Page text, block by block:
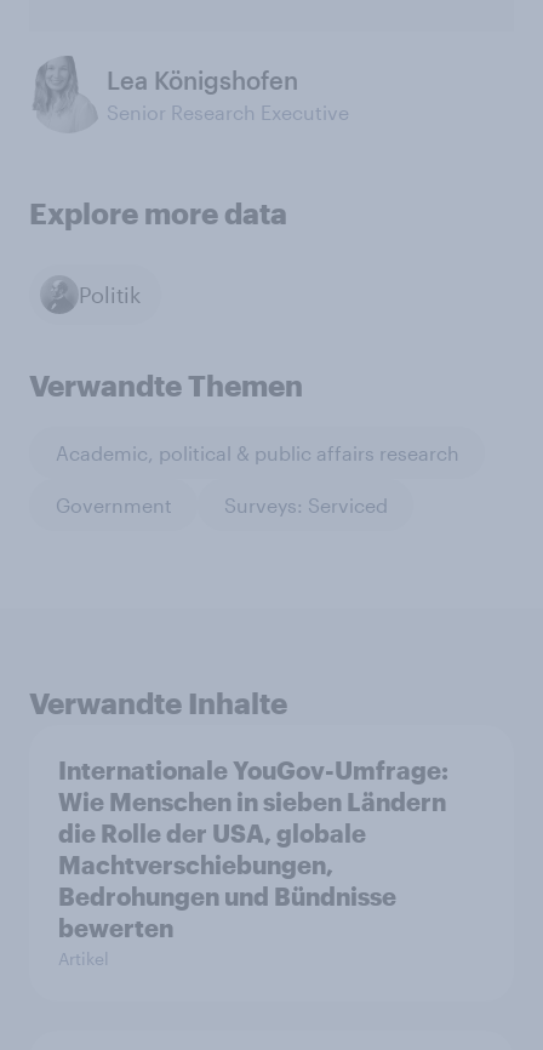
Lea Königshofen
Senior Research Executive
Explore more data
Politik
Verwandte Themen
Academic, political & public affairs research
Government Surveys: Serviced
Verwandte Inhalte
Internationale YouGov-Umfrage:
Wie Menschen in sieben Ländern
die Rolle der USA, globale
Machtverschiebungen,
Bedrohungen und Bündnisse
bewerten
Artikel